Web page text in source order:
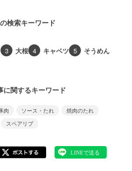
検索キーワード
3 大根 4 キャベツ 5 そうめん
に関するキーワード
肉 ソース・たれ
焼肉のたれ
スペアリブ